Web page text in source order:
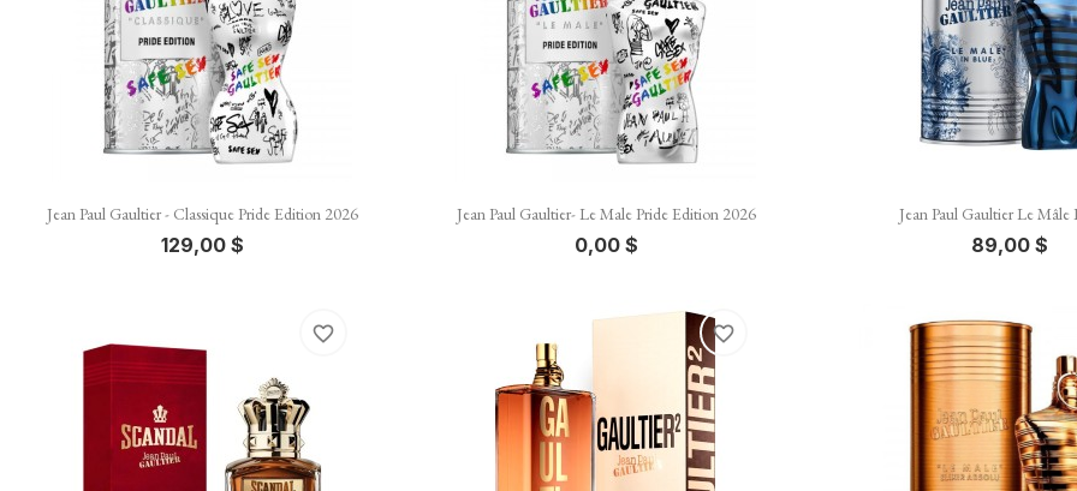
 Vista rápida
Jean Paul Gaultier - Classique Pride Edition 2026
129,00 $
 Vista rápida
Jean Paul Gaultier- Le Male Pride Edition 2026
0,00 $
Vista rápida
Jean Paul Gaultier Le Mâle
89,00 $
favorite_border favorite_border